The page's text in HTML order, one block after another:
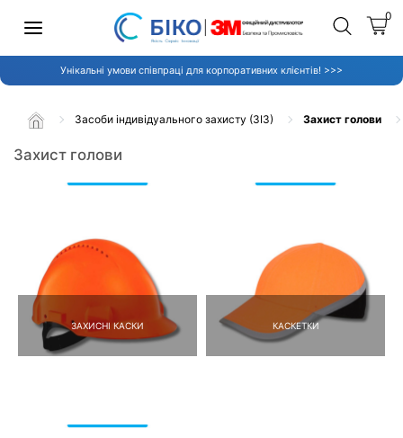
0
Унікальні умови співпраці для корпоративних клієнтів! >>>
Засоби індивідуального захисту (ЗІЗ) Захист голови
Захист голови
ЗАХИСНІ КАСКИ КАСКЕТКИ